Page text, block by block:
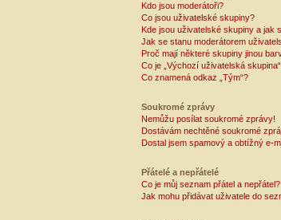
Kdo jsou moderátoři?
Co jsou uživatelské skupiny?
Kde jsou uživatelské skupiny a jak
Jak se stanu moderátorem
Proč mají některé skupiny jinou
Co je „Výchozí uživatelská
Co znamená odkaz „Tým“?
Soukromé zprávy
Nemůžu posílat soukromé zprávy!
Dostávám nechtěné soukromé
Dostal jsem spamový a obtížný e-
Přátelé a nepřátelé
Co je můj seznam přátel a nepřátel?
Jak mohu přidávat uživatele do